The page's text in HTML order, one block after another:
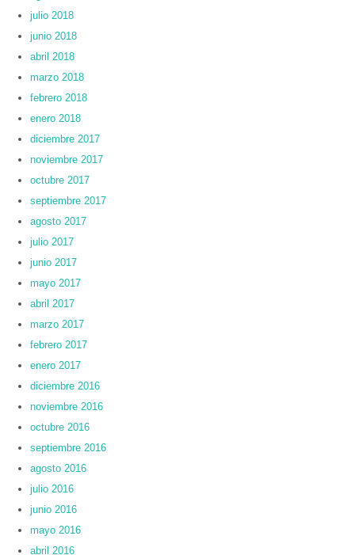
julio 2018
junio 2018
abril 2018
marzo 2018
febrero 2018
enero 2018
diciembre 2017
noviembre 2017
octubre 2017
septiembre 2017
agosto 2017
julio 2017
junio 2017
mayo 2017
abril 2017
marzo 2017
febrero 2017
enero 2017
diciembre 2016
noviembre 2016
octubre 2016
septiembre 2016
agosto 2016
julio 2016
junio 2016
mayo 2016
abril 2016